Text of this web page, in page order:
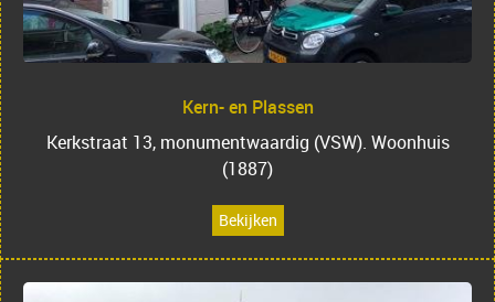
Kern- en Plassen
Kerkstraat 13, monumentwaardig (VSW). Woonhuis
(1887)
Bekijken